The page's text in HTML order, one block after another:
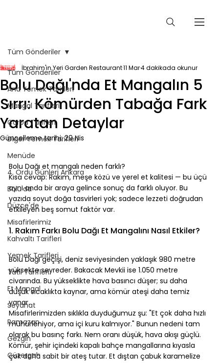
Tüm Gönderiler
Ana Yemek Tarifleri
Mangal Tarifleri
Çorba Tarifleri
Diğer Yemek Tarifleri
Menüde
4. Ordu Günleri Ankara
Bolu'da
Düzce'de
Misafirlerimiz
Kahvaltı Tarifleri
Yemek Tarifleri
Tatlı Tarifleri
Et Mangal
Seyahat
Ramazan
Gezgin
Güzergah
Tüm Gönderiler
Bolu Dağı'nda Et Mangalın 5
Sırrı: Kömürden Tabağa Fark
Yaratan Detaylar
İbrahim'in Yeri Garden Restaurant11 Mar4 dakikada okunur
Güncelleme tarihi:29 Nis
⠀
Bolu Dağı et mangalı neden farklı?
Kısa cevap: Rakım, meşe közü ve yerel et kalitesi — bu üçü
aynı anda bir araya gelince sonuç da farklı oluyor. Bu
yazıda soyut doğa tasvirleri yok; sadece lezzeti doğrudan
etkileyen beş somut faktör var.
⠀
1. Rakım Farkı Bolu Dağı Et Mangalını Nasıl Etkiler?
Bolu Dağı geçişi, deniz seviyesinden yaklaşık 980 metre
yüksekte seyreder. Bakacak Mevkii ise 1.050 metre
civarında. Bu yükseklikte hava basıncı düşer; su daha
düşük sıcaklıkta kaynar, ama kömür ateşi daha temiz
yanar.
Misafirlerimizden sıklıkla duyduğumuz şu: "Et çok daha hızlı
mühürleniyor, ama içi kuru kalmıyor." Bunun nedeni tam
olarak bu basınç farkı. Nem oranı düşük, hava akışı güçlü.
Kömür, şehir içindeki kapalı bahçe mangallarına kıyasla
çok daha sabit bir ateş tutar. Et dıştan çabuk karamelize